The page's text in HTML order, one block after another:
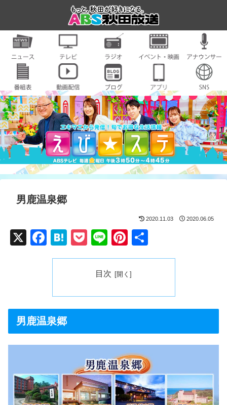
男鹿温泉郷
2020.11.03 2020.06.05
X
F
a
b
o
o
k
H
at
a
P
o
ck
Li
n
e
Pi
nt
er
st
有
目次
男鹿温泉郷